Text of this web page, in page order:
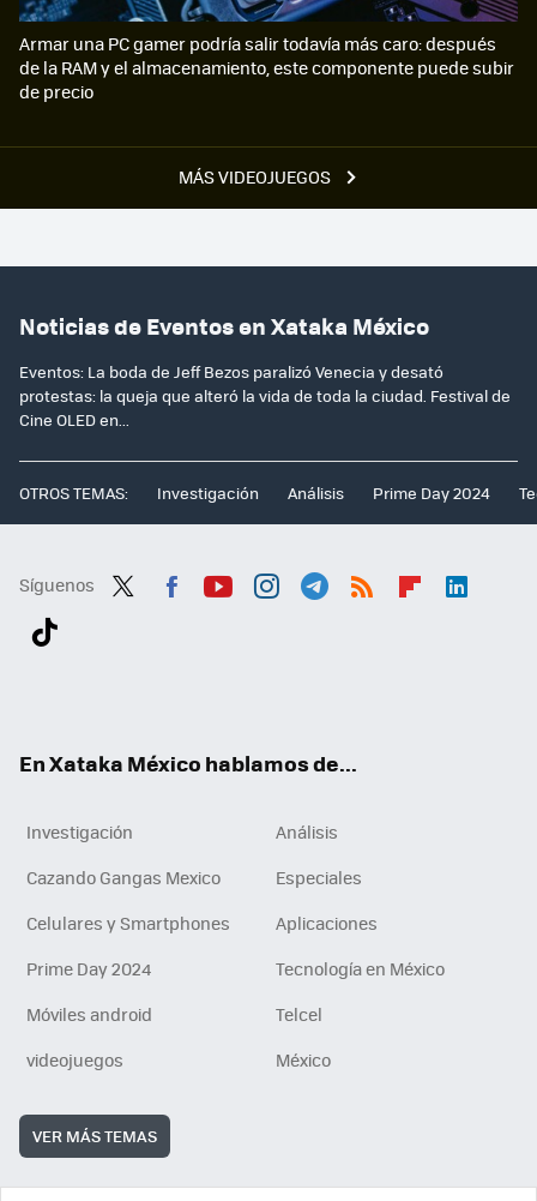
MÁS VIDEOJUEGOS
Armar una PC gamer podría salir todavía más caro: después
de la RAM y el almacenamiento, este componente puede subir
de precio
Noticias de Eventos en Xataka México
Eventos: La boda de Jeff Bezos paralizó Venecia y desató
protestas: la queja que alteró la vida de toda la ciudad. Festival de
Cine OLED en...
OTROS TEMAS: Investigación Análisis Prime Day 2024
Síguenos
En Xataka México hablamos de...
Investigación
Análisis
Cazando Gangas Mexico
Especiales
Celulares y Smartphones
Aplicaciones
Prime Day 2024
Tecnología en México
Móviles android
Telcel
videojuegos
México
VER MÁS TEMAS